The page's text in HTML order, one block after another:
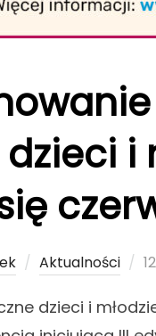
i
Aktualności
dzieci i